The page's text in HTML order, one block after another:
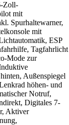
Zoll-
mit
Spurhaltewarner,
mit
ESP
Tagfahrlicht
Mode zur
Außenspiegel
höhen- und
Notruf,
Digitales 7-
Aktiver